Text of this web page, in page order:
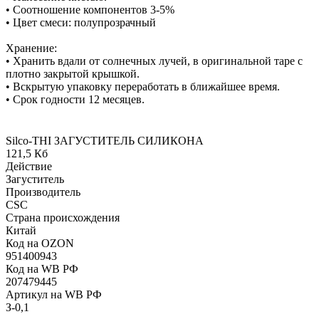
• Соотношение компонентов 3-5%
• Цвет смеси: полупрозрачный
Хранение:
• Хранить вдали от солнечных лучей, в оригинальной таре с
плотно закрытой крышкой.
• Вскрытую упаковку переработать в ближайшее время.
• Срок годности 12 месяцев.
Silco-THI ЗАГУСТИТЕЛЬ СИЛИКОНА
121,5 Кб
Действие
Загуститель
Производитель
CSC
Страна происхождения
Китай
Код на OZON
951400943
Код на WB РФ
207479445
Артикул на WB РФ
З-0,1